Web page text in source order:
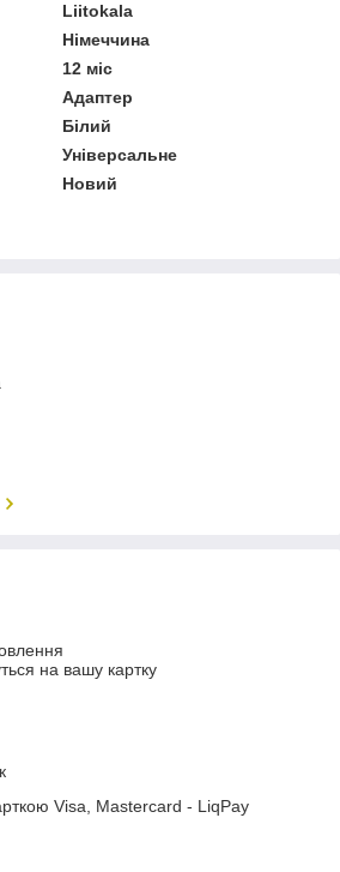
Liitokala
Німеччина
12 міс
Адаптер
Білий
Універсальне
Новий
на вашу картку
Visa, Mastercard - LiqPay